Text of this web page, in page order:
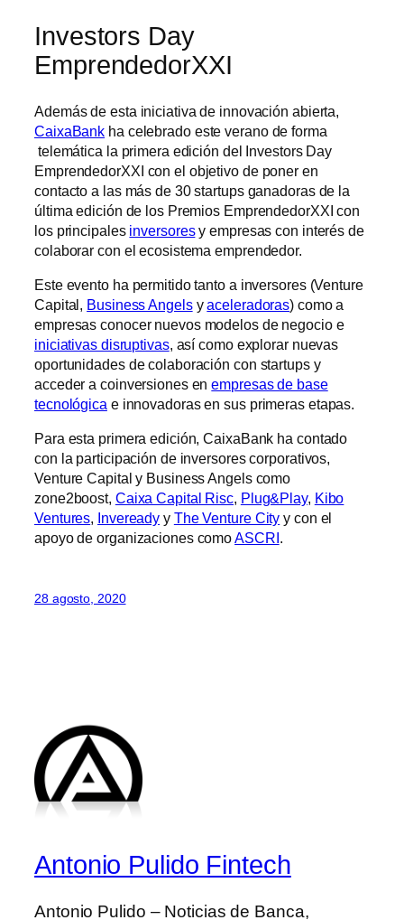
Investors Day
EmprendedorXXI
Además de esta iniciativa de innovación abierta,
CaixaBank ha celebrado este verano de forma
telemática la primera edición del Investors Day
EmprendedorXXI con el objetivo de poner en
contacto a las más de 30 startups ganadoras de la
última edición de los Premios EmprendedorXXI con
los principales inversoresy empresas con interés de
colaborar con el ecosistema emprendedor.
Este evento ha permitido tanto a inversores (Venture
Capital, Business Angelsyaceleradoras) como a
empresas conocer nuevos modelos de negocio e
iniciativas disruptivas, así como explorar nuevas
oportunidades de colaboración con startups y
acceder a coinversiones enempresas de base
tecnológica e innovadoras en sus primeras etapas.
Para esta primera edición, CaixaBank ha contado
con la participación de inversores corporativos,
Venture Capital y Business Angels como
zone2boost, Caixa Capital Risc, Plug&Play, Kibo
Ventures, Inveready y The Venture City y con el
apoyo de organizaciones comoASCRI.
28 agosto, 2020
Antonio Pulido Fintech
Antonio Pulido – Noticias de Banca,